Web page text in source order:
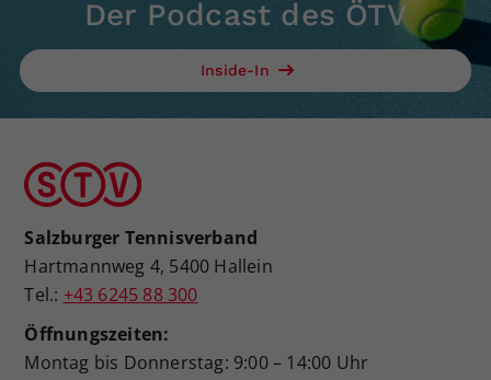
Der Podcast des ÖTV
Inside-In
Salzburger Tennisverband
Hartmannweg 4, 5400 Hallein
Tel.: +43 6245 88 300
Öffnungszeiten:
Montag bis Donnerstag: 9:00 – 14:00 Uhr